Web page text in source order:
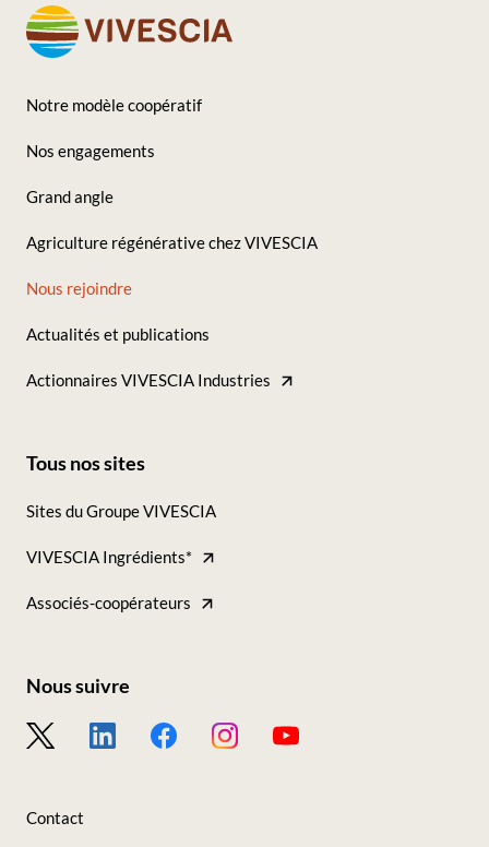
Seconde
colonne
Notre modèle coopératif
Nos engagements
Grand angle
Agriculture régénérative chez VIVESCIA
Nous rejoindre
Actualités et publications
Actionnaires VIVESCIA Industries
-
Tous
nos
Tous nos sites
Sites du Groupe VIVESCIA
VIVESCIA Ingrédients*
Associés-coopérateurs
-
suivre
Nous suivre
Contact